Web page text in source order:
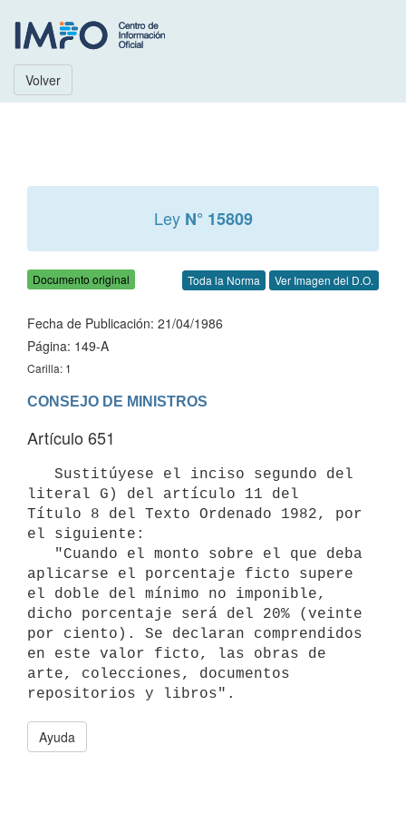
Volver
Ley N° 15809
Documento original Toda la Norma Ver Imagen del D.O.
Fecha de Publicación: 21/04/1986
Página: 149-A
Carilla: 1
CONSEJO DE MINISTROS
Artículo 651
literal G) del artículo 11 del
Título 8 del Texto Ordenado 1982, por
el siguiente:
aplicarse el porcentaje ficto supere
el doble del mínimo no imponible,
dicho porcentaje será del 20% (veinte
por ciento). Se declaran comprendidos
en este valor ficto, las obras de
arte, colecciones, documentos
repositorios y libros".
Ayuda